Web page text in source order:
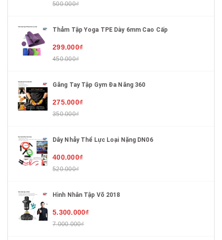
500.000₫
Thảm Tập Yoga TPE Dày 6mm Cao Cấp
299.000₫
450.000₫
Găng Tay Tập Gym Đa Năng 360
275.000₫
350.000₫
Dây Nhảy Thể Lực Loại Nặng DN06
400.000₫
520.000₫
Hình Nhân Tập Võ 2018
5.300.000₫
7.000.000₫